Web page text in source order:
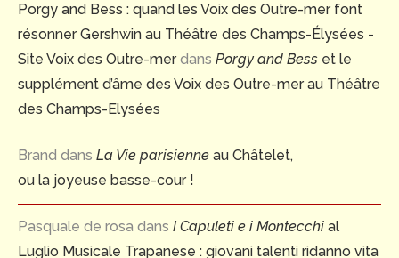
Porgy and Bess : quand les Voix des Outre-mer font
résonner Gershwin au Théâtre des Champs-Élysées -
Site Voix des Outre-merdans Porgy and Bess et le
supplément d’âme des Voix des Outre-mer au Théâtre
des Champs-Elysées
Brand dans La Vie parisienne au Châtelet,
ou la joyeuse basse-cour !
Pasquale de rosa dans I Capuleti e i Montecchi al
Luglio Musicale Trapanese : giovani talenti ridanno vita